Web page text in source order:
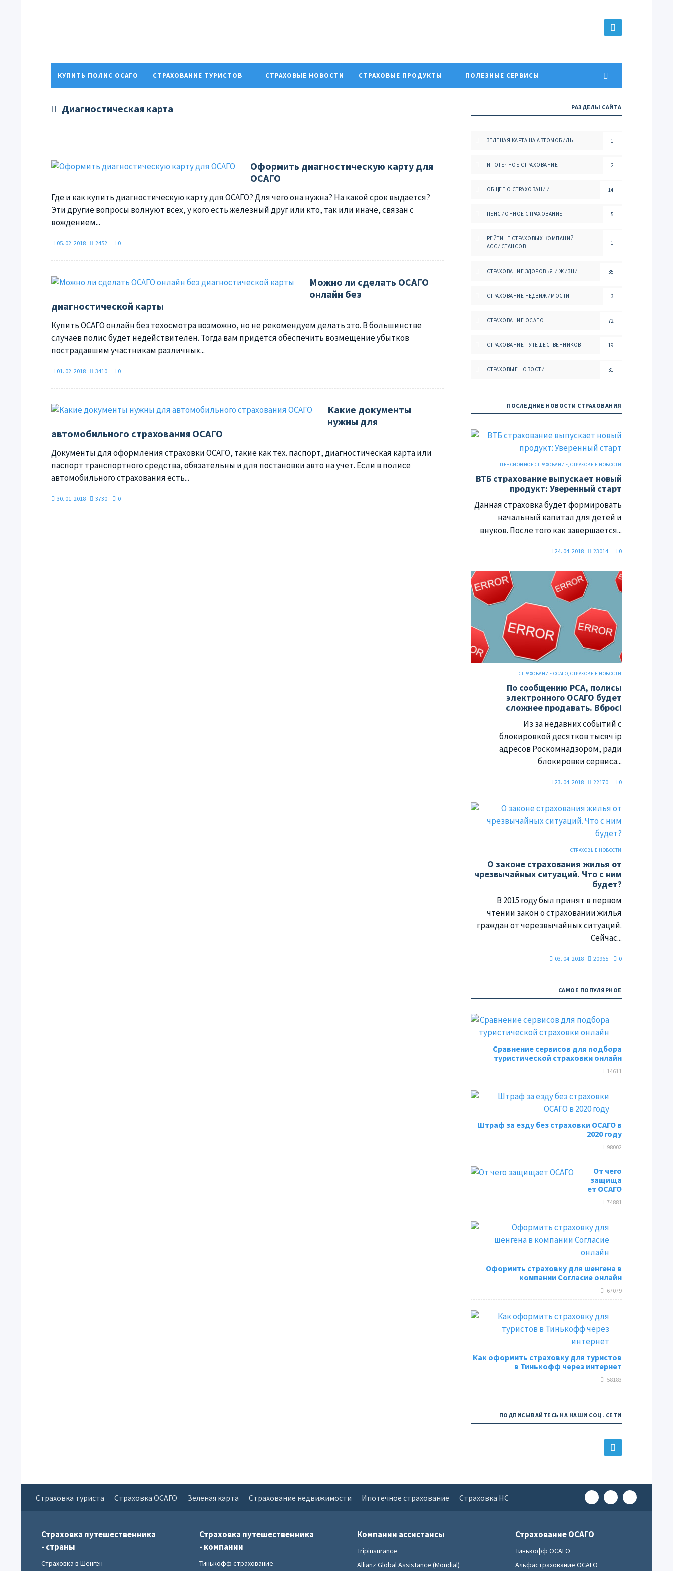
КУПИТЬ ПОЛИС ОСАГО СТРАХОВАНИЕ ТУРИСТОВ СТРАХОВЫЕ НОВОСТИ СТРАХОВЫЕ ПРОДУКТЫ ПОЛЕЗНЫЕ СЕРВИСЫ
Диагностическая карта
Оформить диагностическую карту для
ОСАГО
Где и как купить диагностическую карту для ОСАГО? Для чего она нужна? На какой срок выдается?
Эти другие вопросы волнуют всех, у кого есть железный друг или кто, так или иначе, связан с
вождением...
05. 02. 2018 2452 0
Можно ли сделать ОСАГО
онлайн без
диагностической карты
Купить ОСАГО онлайн без техосмотра возможно, но не рекомендуем делать это. В большинстве
случаев полис будет недействителен. Тогда вам придется обеспечить возмещение убытков
пострадавшим участникам различных...
01. 02. 2018 3410 0
Какие документы
нужны для
автомобильного страхования ОСАГО
Документы для оформления страховки ОСАГО, такие как тех. паспорт, диагностическая карта или
паспорт транспортного средства, обязательны и для постановки авто на учет. Если в полисе
автомобильного страхования есть...
30. 01. 2018 3730 0
РАЗДЕЛЫ САЙТА
ЗЕЛЕНАЯ КАРТА НА АВТОМОБИЛЬ 1
ИПОТЕЧНОЕ СТРАХОВАНИЕ 2
ОБЩЕЕ О СТРАХОВАНИИ 14
ПЕНСИОННОЕ СТРАХОВАНИЕ 5
РЕЙТИНГ СТРАХОВЫХ КОМПАНИЙ
АССИСТАНСОВ
1
СТРАХОВАНИЕ ЗДОРОВЬЯ И ЖИЗНИ 35
СТРАХОВАНИЕ НЕДВИЖИМОСТИ 3
СТРАХОВАНИЕ ОСАГО 72
СТРАХОВАНИЕ ПУТЕШЕСТВЕННИКОВ 19
СТРАХОВЫЕ НОВОСТИ 31
ПОСЛЕДНИЕ НОВОСТИ СТРАХОВАНИЯ
ПЕНСИОННОЕ СТРАХОВАНИЕ,СТРАХОВЫЕ НОВОСТИ
ВТБ страхование выпускает новый
продукт: Уверенный старт
Данная страховка будет формировать
начальный капитал для детей и
внуков. После того как завершается...
24. 04. 2018 23014 0
СТРАХОВАНИЕ ОСАГО,СТРАХОВЫЕ НОВОСТИ
По сообщению РСА, полисы
электронного ОСАГО будет
сложнее продавать. Вброс!
Из за недавних событий с
блокировкой десятков тысяч ip
адресов Роскомнадзором, ради
блокировки сервиса...
23. 04. 2018 22170 0
СТРАХОВЫЕ НОВОСТИ
О законе страхования жилья от
чрезвычайных ситуаций. Что с ним
будет?
В 2015 году был принят в первом
чтении закон о страховании жилья
граждан от черезвычайных ситуаций.
Сейчас...
03. 04. 2018 20965 0
САМОЕ ПОПУЛЯРНОЕ
Сравнение сервисов для подбора
туристической страховки онлайн
14611
Штраф за езду без страховки ОСАГО в
2020 году
98002
От чего
защища
ет ОСАГО
74881
Оформить страховку для шенгена в
компании Согласие онлайн
67079
Как оформить страховку для туристов
в Тинькофф через интернет
58183
ПОДПИСЫВАЙТЕСЬ НА НАШИ СОЦ. СЕТИ
Страховка туриста Страховка ОСАГО Зеленая карта Страхование недвижимости Ипотечное страхование Страховка НС
Страховка путешественника
- страны
Страховка в Шенген
Страховка путешественника
- компании
Тинькофф страхование
Компании ассистансы
Tripinsurance
Allianz Global Assistance (Mondial)
Страхование ОСАГО
Тинькофф ОСАГО
Альфастрахование ОСАГО